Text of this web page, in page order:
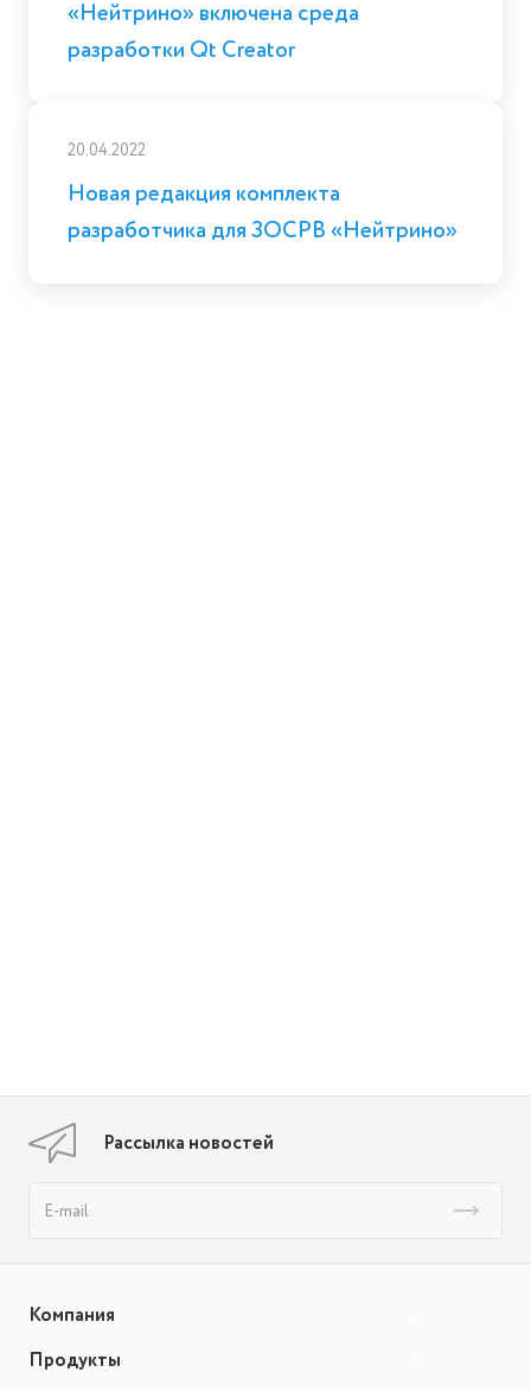
«Нейтрино» включена среда
разработки Qt Creator
20.04.2022
Новая редакция комплекта
разработчика для ЗОСРВ «Нейтрино»
Рассылка новостей
Компания
Продукты